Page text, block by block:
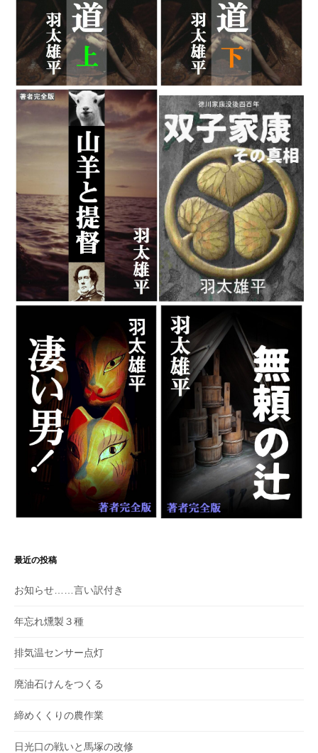
最近の投稿
お知らせ……言い訳付き
年忘れ燻製３種
排気温センサー点灯
廃油石けんをつくる
締めくくりの農作業
日光口の戦いと馬塚の改修